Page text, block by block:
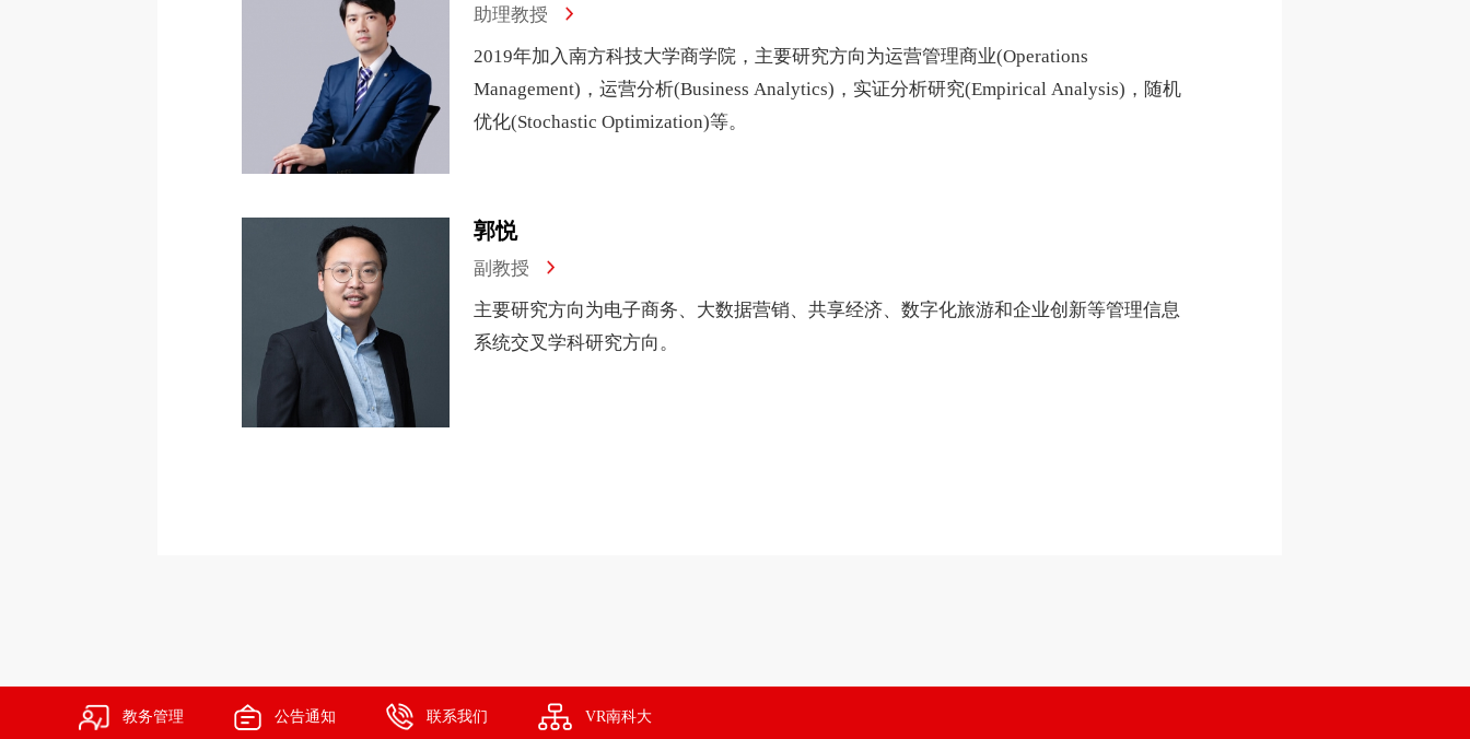
助理教授
2019年加入南方科技大学商学院，主要研究方向为运营管理商业(Operations
Management)，运营分析(Business Analytics)，实证分析研究(Empirical Analysis)，随机
优化(Stochastic Optimization)等。
郭悦
副教授
主要研究方向为电子商务、大数据营销、共享经济、数字化旅游和企业创新等管理信息
系统交叉学科研究方向。
教务管理 公告通知 联系我们
高管教育 VR南科大